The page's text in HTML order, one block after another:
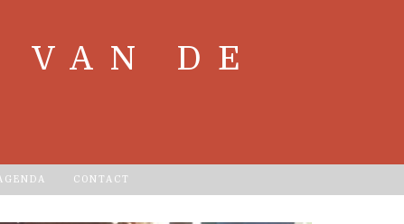
VAN DE
CONTACT